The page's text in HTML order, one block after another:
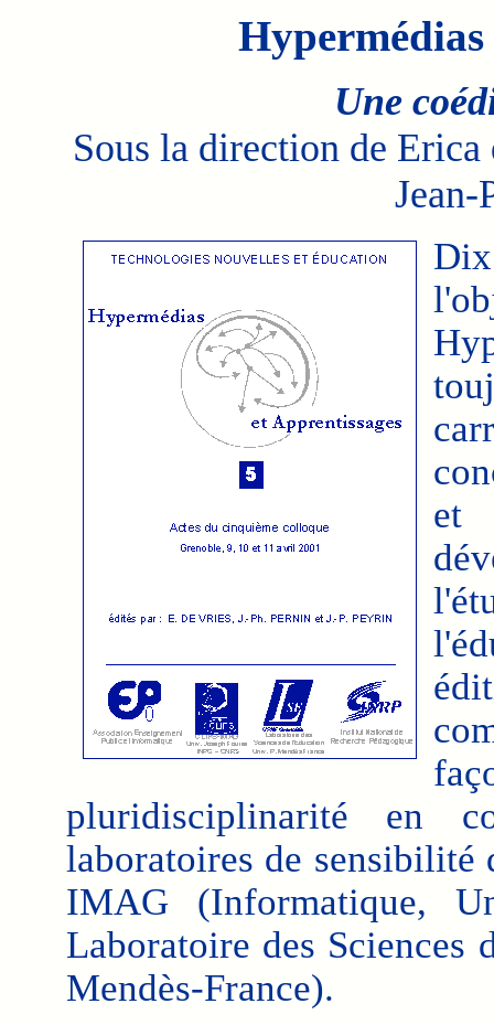
Hypermédias
Une
Sous la direction de
Jean-
et
pluridisciplinarité en
laboratoires de
IMAG (Informatique,
Laboratoire des Sciences
Mendès-France).